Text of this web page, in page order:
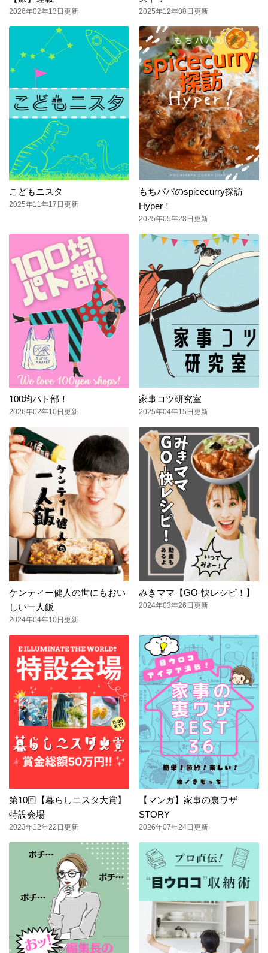
2026年02年13日更新 2025年12年08日更新
こどもニスタ
2025年11年17日更新
もちパパのspicecurry探訪
Hyper！
2025年05年28日更新
100均パト部！
2026年02年10日更新
家事コツ研究室
2025年04年15日更新
ケンティー健人の世にもおい
しい一人飯
2024年04年10日更新
みきママ【GO-快レシピ！】
2024年03年26日更新
第10回【暮らしニスタ大賞】
特設会場
2023年12年22日更新
【マンガ】家事の裏ワザ
STORY
2026年07年24日更新